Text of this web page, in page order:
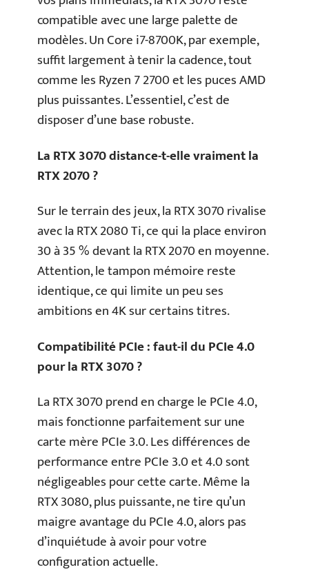
compatible avec une large palette de
modèles. Un Core i7-8700K, par exemple,
suffit largement à tenir la cadence, tout
comme les Ryzen 7 2700 et les puces AMD
plus puissantes. L’essentiel, c’est de
disposer d’une base robuste.
La RTX 3070 distance-t-elle vraiment la
RTX 2070 ?
Sur le terrain des jeux, la RTX 3070 rivalise
avec la RTX 2080 Ti, ce qui la place environ
30 à 35 % devant la RTX 2070 en moyenne.
Attention, le tampon mémoire reste
identique, ce qui limite un peu ses
ambitions en 4K sur certains titres.
Compatibilité PCIe : faut-il du PCIe 4.0
pour la RTX 3070 ?
La RTX 3070 prend en charge le PCIe 4.0,
mais fonctionne parfaitement sur une
carte mère PCIe 3.0. Les différences de
performance entre PCIe 3.0 et 4.0 sont
négligeables pour cette carte. Même la
RTX 3080, plus puissante, ne tire qu’un
maigre avantage du PCIe 4.0, alors pas
d’inquiétude à avoir pour votre
configuration actuelle.